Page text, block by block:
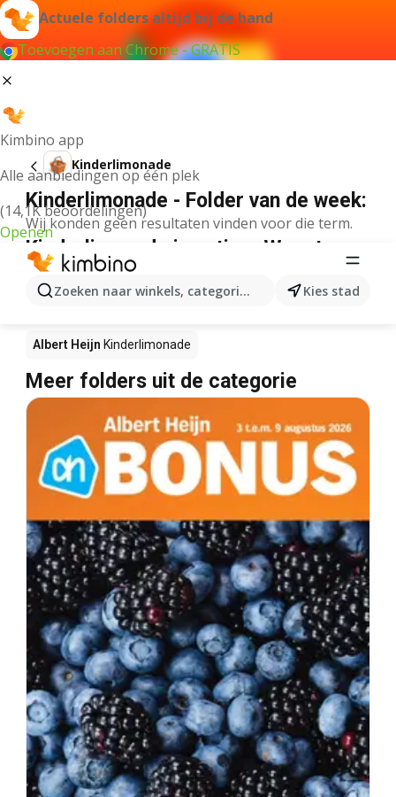
Actuele folders altijd bij de hand
Toevoegen aan Chrome - GRATIS
Kimbino app
Alle aanbiedingen op één plek
(14,1K beoordelingen)
Openen
Zoeken naar winkels, categorieën, producten...
Kies stad
Kinderlimonade
Kinderlimonade - Folder van de week:
Wij konden geen resultaten vinden voor die term.
Kinderlimonade in actie – Waar te
koop?
Albert Heijn Kinderlimonade
Meer folders uit de categorie